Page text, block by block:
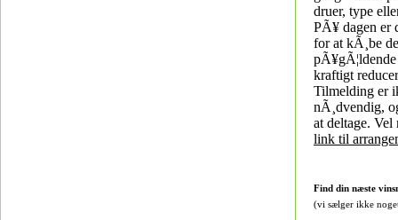
druer, type
PÃ¥ dagen er
for at kÃ¸be de
kraftigt
Tilmelding er
nÃ¸dvendig,
at deltage. Vel
link til
Find din næste
(vi sælger ikke